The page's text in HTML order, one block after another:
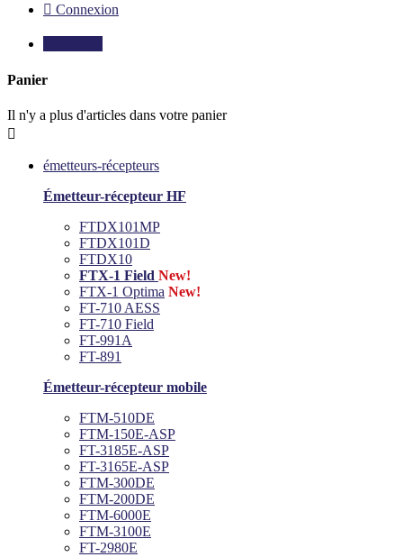
 Connexion
Panier
Il n'y a plus d'articles dans votre panier

émetteurs-récepteurs
Émetteur-récepteur HF
FTDX101MP
FTDX101D
FTDX10
FTX-1 Field New!
FTX-1 Optima New!
FT-710 AESS
FT-710 Field
FT-991A
FT-891
Émetteur-récepteur mobile
FTM-510DE
FTM-150E-ASP
FT-3185E-ASP
FT-3165E-ASP
FTM-300DE
FTM-200DE
FTM-6000E
FTM-3100E
FT-2980E